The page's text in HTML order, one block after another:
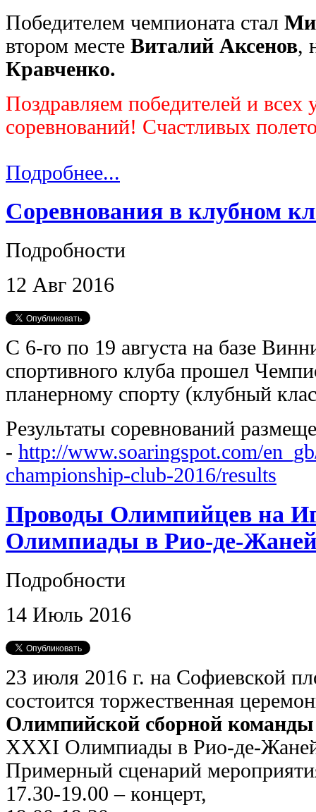
Победителем чемпионата стал
втором месте Виталий Аксенов,
Кравченко.
Поздравляем победителей и всех
соревнований! Счастливых
Подробнее...
Соревнования в клубном
Подробности
12 Авг 2016
С 6-го по 19 августа на базе
спортивного клуба прошел
планерному спорту (клубный
Результаты соревнований
- http://www.soaringspot.com/
championship-club-2016/results
Проводы Олимпийцев на
Олимпиады в Рио-де-
Подробности
14 Июль 2016
23 июля 2016 г. на Софиевской
состоится торжественная
Олимпийской сборной
ХХХI Олимпиады в Рио-де-
Примерный сценарий
17.30-19.00 – концерт,